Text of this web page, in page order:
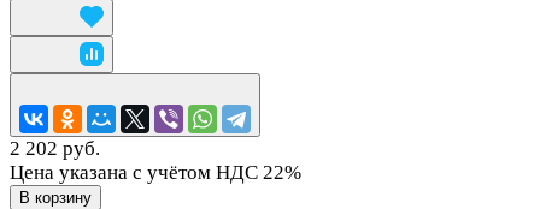
2 202 руб.
Цена указана с учётом НДС 22%
В корзину